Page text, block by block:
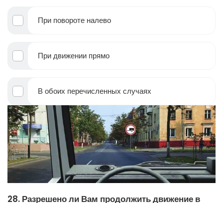
При повороте налево
При движении прямо
В обоих перечисленных случаях
28. Разрешено ли Вам продолжить движение в